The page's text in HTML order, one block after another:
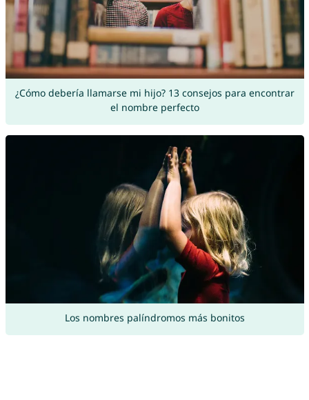
¿Cómo debería llamarse mi hijo? 13 consejos para encontrar
el nombre perfecto
Los nombres palíndromos más bonitos